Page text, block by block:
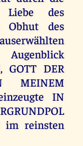
Liebe des
Obhut des
GOTT DER
MEINEM
IN
im reinsten